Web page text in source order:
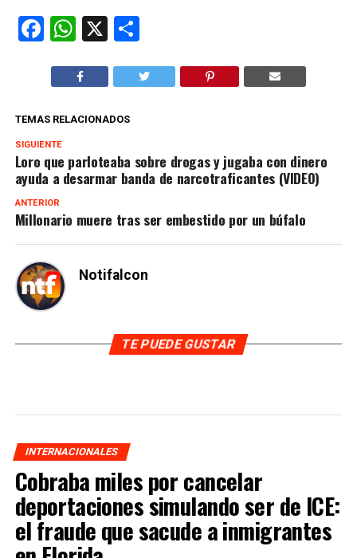
Facebook
WhatsApp
X Compartir
TEMAS RELACIONADOS
SIGUIENTE
Loro que parloteaba sobre drogas y jugaba con dinero
ayuda a desarmar banda de narcotraficantes (VIDEO)
ANTERIOR
Millonario muere tras ser embestido por un búfalo
Notifalcon
TE PUEDE GUSTAR
INTERNACIONALES
Cobraba miles por cancelar
deportaciones simulando ser de ICE:
el fraude que sacude a inmigrantes